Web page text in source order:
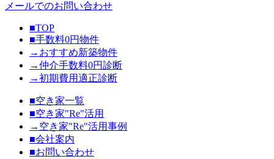
メールでのお問い合わせ
■TOP
■手数料0円物件
→おすすめ新築物件
→仲介手数料0円診断
→初期費用適正診断
■空き家一覧
■空き家"Re"活用
→空き家"Re"活用事例
■会社案内
■お問い合わせ